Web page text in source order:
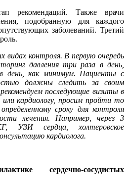
рекомендаций. Также врачи
подобранную для каждого
заболеваний. Третий
видах контроля. В первую очередь
давления три раза в день,
день, как минимум. Пациенты с
должны следить за своим
последующие визиты в
или кардиологу, просим пройти то
сроку для контроля
лечения. Например, через 3
сердца, холтеровское
кардиолога.
сердечно-сосудистых